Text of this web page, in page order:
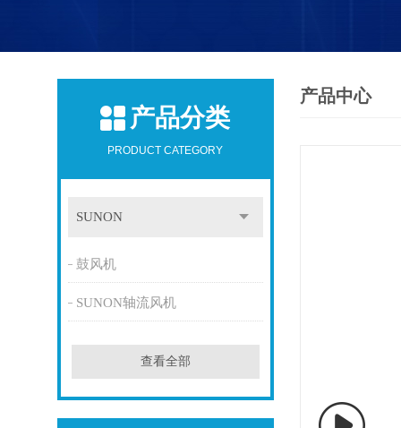
产品分类
PRODUCT CATEGORY
SUNON
鼓风机
SUNON轴流风机
查看全部
产品中心